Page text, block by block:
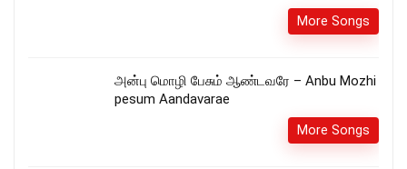
More Songs
அன்பு மொழி பேசும் ஆண்டவரே – Anbu Mozhi
pesum Aandavarae
More Songs